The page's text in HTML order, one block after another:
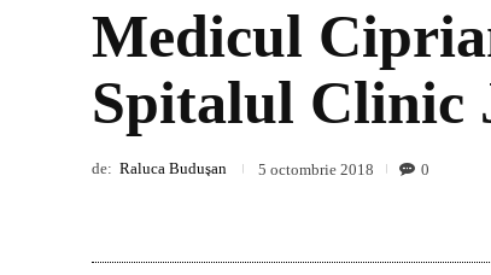
Medicul
Spitalul Clinic
de: Raluca Buduşan 5 octombrie 2018 0